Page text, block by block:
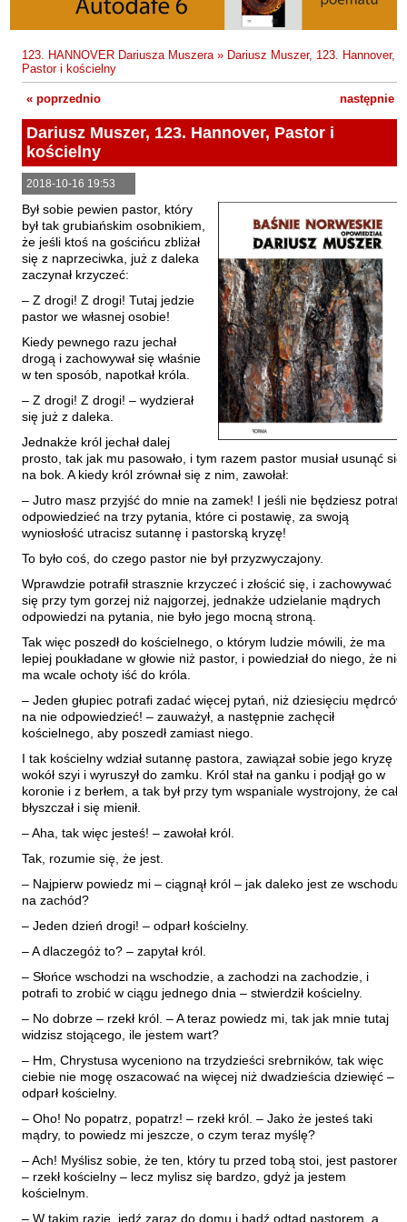
Fajfer Zenon
Filipowski Michał
Fluks Piotr
Frenger Marek
Gedroyć Krzysztof
Gleń Adrian
Gondek Katarzyna
Gorszewski Paweł
Grodecki Andrzej
Gryko Krzysztof
Gwiazda-Elmerych Małgorzata
Hoffmann Krzysztof
Holden Gojtowski Jarek
Hrynacz Tomasz
Jakób Lech M.
Jakubowski Jarosław
Jakubowski Paweł
Jasina Zbigniew
Jentys-Borelowska Maria
Jonaszko Jolanta
Kain Dawid
Kalenin Magdalena
Kamiński Gabriel Leonard
Kaniecka-Mazurek Anna
Keineg Paol
Kemény István
Kępiński Piotr
Kępisty Iwona
Kierc Bogusław
Klera Wiktoria
Klęczar Wojciech
Kopacki Andrzej
Kosiorowski Zbigniew
Kryszak Janusz
Księżyk Jarosław
Kyrcz Jr Kazimierz
Zbigniew KosiorowskiNawrót
Artur Daniel Liskowacki
Grażyna Obrąpalska
Jakub Michał PawłowskiAgrestowe sny
Uta PrzybośCoraz
Gustaw RajmusKrólestwa
Rafał SienkiewiczSmutny bóg
Karol SamselAutodafe 8
Andrzej WojciechowskiNędza do całowania
123. HANNOVER Dariusza Muszera» Dariusz Muszer, 123. Hannover,
Pastor i kościelny
« poprzednio następnie »
Dariusz Muszer, 123. Hannover, Pastor i
kościelny
2018-10-16 19:53
Był sobie pewien pastor, który
był tak grubiańskim osobnikiem,
że jeśli ktoś na gościńcu zbliżał
się z naprzeciwka, już z daleka
zaczynał krzyczeć:
– Z drogi! Z drogi! Tutaj jedzie
pastor we własnej osobie!
Kiedy pewnego razu jechał
drogą i zachowywał się właśnie
w ten sposób, napotkał króla.
– Z drogi! Z drogi! – wydzierał
się już z daleka.
Jednakże król jechał dalej
prosto, tak jak mu pasowało, i tym razem pastor musiał usunąć się
na bok. A kiedy król zrównał się z nim, zawołał:
– Jutro masz przyjść do mnie na zamek! I jeśli nie będziesz potrafił
odpowiedzieć na trzy pytania, które ci postawię, za swoją
wyniosłość utracisz sutannę i pastorską kryzę!
To było coś, do czego pastor nie był przyzwyczajony.
Wprawdzie potrafił strasznie krzyczeć i złościć się, i zachowywać
się przy tym gorzej niż najgorzej, jednakże udzielanie mądrych
odpowiedzi na pytania, nie było jego mocną stroną.
Tak więc poszedł do kościelnego, o którym ludzie mówili, że ma
lepiej poukładane w głowie niż pastor, i powiedział do niego, że nie
ma wcale ochoty iść do króla.
– Jeden głupiec potrafi zadać więcej pytań, niż dziesięciu mędrców
na nie odpowiedzieć! – zauważył, a następnie zachęcił
kościelnego, aby poszedł zamiast niego.
I tak kościelny wdział sutannę pastora, zawiązał sobie jego kryzę
wokół szyi i wyruszył do zamku. Król stał na ganku i podjął go w
koronie i z berłem, a tak był przy tym wspaniale wystrojony, że cały
błyszczał i się mienił.
– Aha, tak więc jesteś! – zawołał król.
Tak, rozumie się, że jest.
– Najpierw powiedz mi – ciągnął król – jak daleko jest ze wschodu
na zachód?
– Jeden dzień drogi! – odparł kościelny.
– A dlaczegóż to? – zapytał król.
– Słońce wschodzi na wschodzie, a zachodzi na zachodzie, i
potrafi to zrobić w ciągu jednego dnia – stwierdził kościelny.
– No dobrze – rzekł król. – A teraz powiedz mi, tak jak mnie tutaj
widzisz stojącego, ile jestem wart?
– Hm, Chrystusa wyceniono na trzydzieści srebrników, tak więc
ciebie nie mogę oszacować na więcej niż dwadzieścia dziewięć –
odparł kościelny.
– Oho! No popatrz, popatrz! – rzekł król. – Jako że jesteś taki
mądry, to powiedz mi jeszcze, o czym teraz myślę?
– Ach! Myślisz sobie, że ten, który tu przed tobą stoi, jest pastorem
– rzekł kościelny – lecz mylisz się bardzo, gdyż ja jestem
kościelnym.
– W takim razie, jedź zaraz do domu i bądź odtąd pastorem, a